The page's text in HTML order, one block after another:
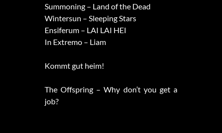
Summoning – Land of the Dead
Wintersun – Sleeping Stars
Ensiferum – LAI LAI HEI
In Extremo – Liam
Kommt gut heim!
The Offspring – Why don’t you get a
job?